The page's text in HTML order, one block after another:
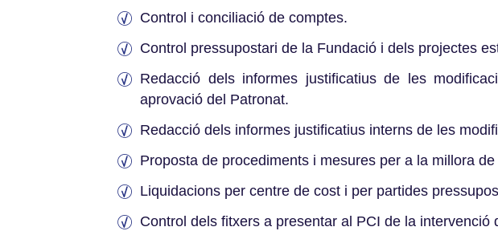
Control i conciliació de comptes.
Control pressupostari de la Fundació i dels projectes
Redacció dels informes justificatius de les
aprovació del Patronat.
Redacció dels informes justificatius interns de les
Proposta de procediments i mesures per a la millora
Liquidacions per centre de cost i per partides
Control dels fitxers a presentar al PCI de la intervenció